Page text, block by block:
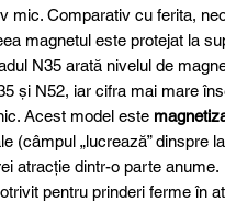
mic. Comparativ cu ferita,
magnetul este protejat la
N35 arată nivelul de
și N52, iar cifra mai mare
Acest model este
(câmpul „lucrează” dinspre
atracție dintr-o parte anume.
pentru prinderi ferme în